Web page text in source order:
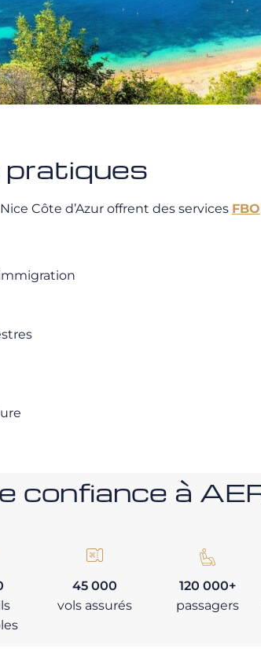
Côte d’Azur offrent des services FBO
confiance à
45 000
vols assurés
120 000+
passagers